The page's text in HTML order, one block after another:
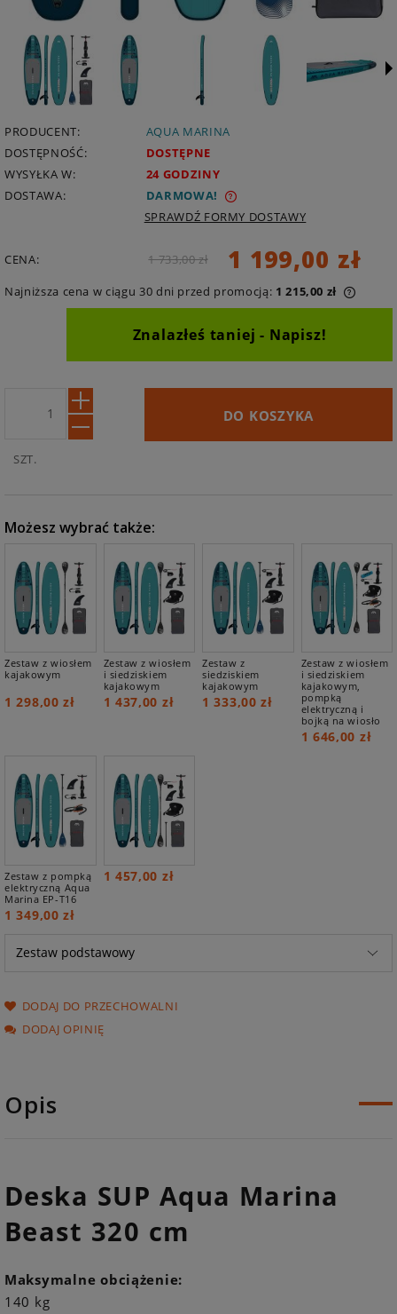
PRODUCENT:
AQUA MARINA
DOSTĘPNOŚĆ:
DOSTĘPNE
WYSYŁKA W:
24 GODZINY
DOSTAWA:
DARMOWA
SPRAWDŹ FORMY DOSTAWY
CENA: 1 199,00 zł
1 733,00 zł
Najniższa cena w ciągu 30 dni przed promocją: 1 215,00 zł
Znalazłeś taniej - Napisz!
SZT.
DO KOSZYKA
Możesz wybrać także:
Zestaw z wiosłem
kajakowym
1 298,00 zł
Zestaw z wiosłem
i siedziskiem
kajakowym
1 437,00 zł
Zestaw z
siedziskiem
kajakowym
1 333,00 zł
Zestaw z wiosłem
i siedziskiem
kajakowym,
pompką
elektryczną i
bojką na wiosło
1 646,00 zł
Zestaw z pompką
elektryczną Aqua
Marina EP-T16
1 349,00 zł
1 457,00 zł
DODAJ DO PRZECHOWALNI
DODAJ OPINIĘ
Opis
Deska SUP Aqua Marina
Beast 320 cm
Maksymalne obciążenie:
140 kg